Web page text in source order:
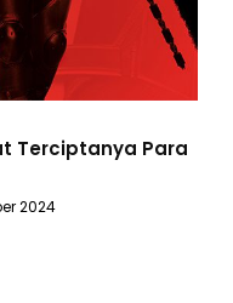
Terciptanya Para
2024